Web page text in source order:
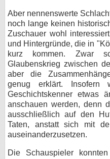
Aber nennenswerte
noch lange keinen
Zuschauer wohl
und Hintergründe, die in
kurz kommen. Zwar
Glaubenskrieg zwischen
aber die
genug erklärt. Insofern
Geschichtskenner etwas
anschauen werden, denn
ausschließlich auf den
Taten, anstatt sich mit
auseinanderzusetzen.
Die Schauspieler